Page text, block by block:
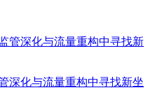
深化与流量重构中寻找新坐